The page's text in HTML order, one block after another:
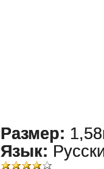
Размер:
Язык: